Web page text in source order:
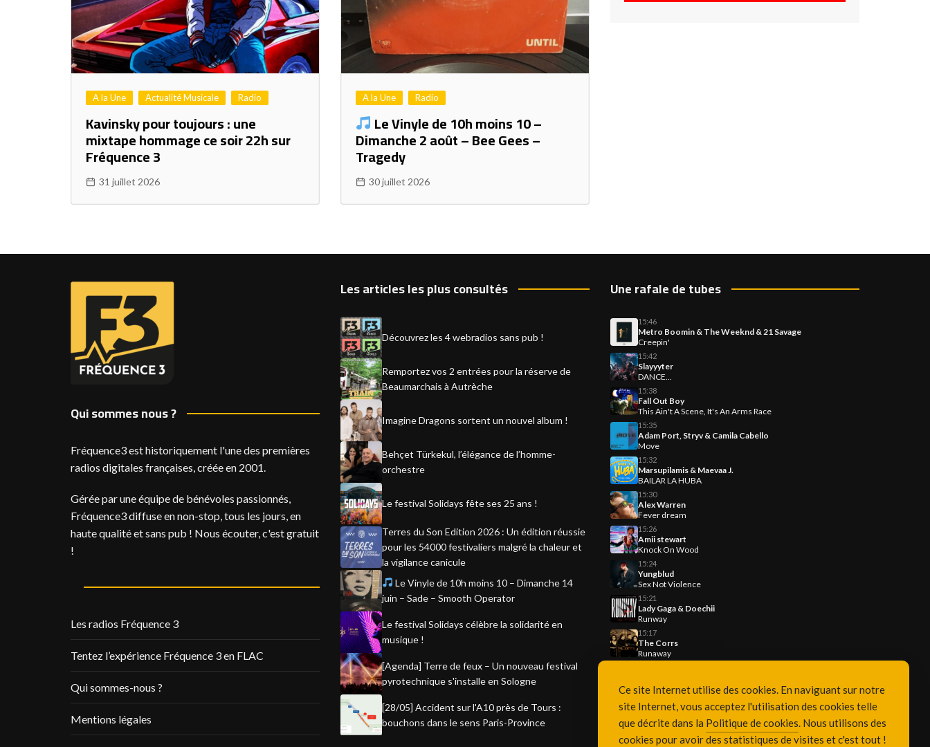
A la Une Actualité Musicale Radio
Kavinsky pour toujours : une
mixtape hommage ce soir 22h sur
Fréquence 3
31 juillet 2026
A la Une Radio
Le Vinyle de 10h moins 10 –
Dimanche 2 août – Bee Gees –
Tragedy
30 juillet 2026
Qui sommes nous ?
Fréquence3 est historiquement l'une des premières
radios digitales françaises, créée en 2001.
Gérée par une équipe de bénévoles passionnés,
Fréquence3 diffuse en non-stop, tous les jours, en
haute qualité et sans pub ! Nous écouter, c'est gratuit
!
Les radios Fréquence 3
Tentez l’expérience Fréquence 3 en FLAC
Qui sommes-nous ?
Mentions légales
Les articles les plus consultés
Découvrez les 4 webradios sans pub !
Remportez vos 2 entrées pour la réserve de
Beaumarchais à Autrèche
Imagine Dragons sortent un nouvel album !
Behçet Türkekul, l’élégance de l’homme-
orchestre
Le festival Solidays fête ses 25 ans !
Terres du Son Edition 2026 : Un édition réussie
pour les 54000 festivaliers malgré la chaleur et
la vigilance canicule
Le Vinyle de 10h moins 10 – Dimanche 14
juin – Sade – Smooth Operator
Le festival Solidays célèbre la solidarité en
musique !
[Agenda] Terre de feux – Un nouveau festival
pyrotechnique s'installe en Sologne
[28/05] Accident sur l'A10 près de Tours :
bouchons dans le sens Paris-Province
Une rafale de tubes
15:46
Metro Boomin & The Weeknd & 21 Savage
Creepin'
15:42
Slayyyter
DANCE...
15:38
Fall Out Boy
This Ain't A Scene, It's An Arms Race
15:35
Adam Port, Stryv & Camila Cabello
Move
15:32
Marsupilamis & Maevaa J.
BAILAR LA HUBA
15:30
Alex Warren
Fever dream
15:26
Amii stewart
Knock On Wood
15:24
Yungblud
Sex Not Violence
15:21
Lady Gaga & Doechii
Runway
15:17
The Corrs
Runaway
Ce site Internet utilise des cookies. En naviguant sur notre
site Internet, vous acceptez l'utilisation des cookies telle
que décrite dans la Politique de cookies. Nous utilisons des
cookies pour avoir des statistiques de visites et c'est tout !